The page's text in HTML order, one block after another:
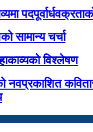
सामान्य चर्चा
विश्लेषण
नवप्रकाशित